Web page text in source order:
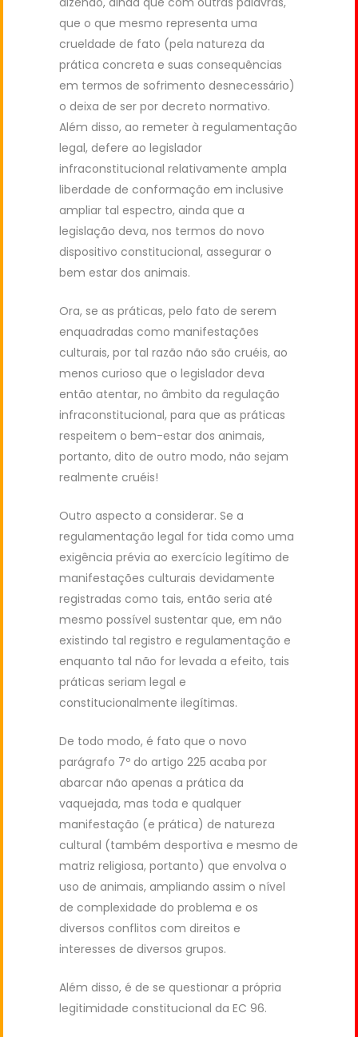
que o que mesmo representa uma
crueldade de fato (pela natureza da
prática concreta e suas consequências
em termos de sofrimento desnecessário)
o deixa de ser por decreto normativo.
Além disso, ao remeter à regulamentação
legal, defere ao legislador
infraconstitucional relativamente ampla
liberdade de conformação em inclusive
ampliar tal espectro, ainda que a
legislação deva, nos termos do novo
dispositivo constitucional, assegurar o
bem estar dos animais.
Ora, se as práticas, pelo fato de serem
enquadradas como manifestações
culturais, por tal razão não são cruéis, ao
menos curioso que o legislador deva
então atentar, no âmbito da regulação
infraconstitucional, para que as práticas
respeitem o bem-estar dos animais,
portanto, dito de outro modo, não sejam
realmente cruéis!
Outro aspecto a considerar. Se a
regulamentação legal for tida como uma
exigência prévia ao exercício legítimo de
manifestações culturais devidamente
registradas como tais, então seria até
mesmo possível sustentar que, em não
existindo tal registro e regulamentação e
enquanto tal não for levada a efeito, tais
práticas seriam legal e
constitucionalmente ilegítimas.
De todo modo, é fato que o novo
parágrafo 7º do artigo 225 acaba por
abarcar não apenas a prática da
vaquejada, mas toda e qualquer
manifestação (e prática) de natureza
cultural (também desportiva e mesmo de
matriz religiosa, portanto) que envolva o
uso de animais, ampliando assim o nível
de complexidade do problema e os
diversos conflitos com direitos e
interesses de diversos grupos.
Além disso, é de se questionar a própria
legitimidade constitucional da EC 96.